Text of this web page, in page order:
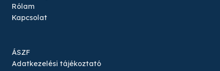
Rólam
Kapcsolat
ÁSZF
Adatkezelési tájékoztató